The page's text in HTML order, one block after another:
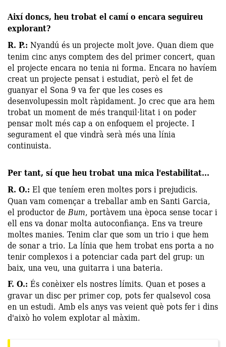
Així doncs, heu trobat el camí o encara seguireu
explorant?
R. P.: Nyandú és un projecte molt jove. Quan diem que
tenim cinc anys comptem des del primer concert, quan
el projecte encara no tenia ni forma. Encara no havíem
creat un projecte pensat i estudiat, però el fet de
guanyar el Sona 9 va fer que les coses es
desenvolupessin molt ràpidament. Jo crec que ara hem
trobat un moment de més tranquil·litat i on poder
pensar molt més cap a on enfoquem el projecte. I
segurament el que vindrà serà més una línia
continuista.
Per tant, sí que heu trobat una mica l'estabilitat...
R. O.: El que teníem eren moltes pors i prejudicis.
Quan vam començar a treballar amb en Santi Garcia,
el productor deBum, portàvem una època sense tocar i
ell ens va donar molta autoconfiança. Ens va treure
moltes manies. Tenim clar que som un trio i que hem
de sonar a trio. La línia que hem trobat ens porta a no
tenir complexos i a potenciar cada part del grup: un
baix, una veu, una guitarra i una bateria.
F. O.: És conèixer els nostres límits. Quan et poses a
gravar un disc per primer cop, pots fer qualsevol cosa
en un estudi. Amb els anys vas veient què pots fer i dins
d'això ho volem explotar al màxim.